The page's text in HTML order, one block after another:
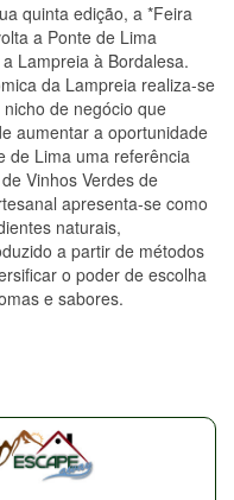
quinta edição, a *Feira
a Ponte de Lima
Lampreia à Bordalesa.
da Lampreia realiza-se
de negócio que
aumentar a oportunidade
de Lima uma referência
Vinhos Verdes de
apresenta-se como
naturais,
a partir de métodos
o poder de escolha
e sabores.